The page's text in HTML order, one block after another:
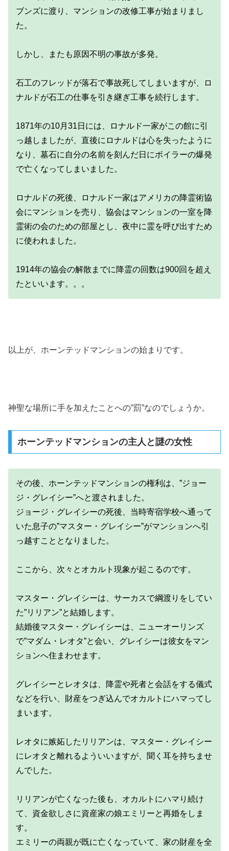
ブンズに渡り、マンションの改修工事が始まりまし
た。
しかし、またも原因不明の事故が多発。
石工のフレッドが落石で事故死してしまいますが、ロ
ナルドが石工の仕事を引き継ぎ工事を続行します。
1871年の10月31日には、ロナルド一家がこの館に引
っ越しましたが、直後にロナルドは心を失ったように
なり、墓石に自分の名前を刻んだ日にボイラーの爆発
で亡くなってしまいました。
ロナルドの死後、ロナルド一家はアメリカの降霊術協
会にマンションを売り、協会はマンションの一室を降
霊術の会のための部屋とし、夜中に霊を呼び出すため
に使われました。
1914年の協会の解散までに降霊の回数は900回を超え
たといいます。。。
以上が、ホーンテッドマンションの始まりです。
神聖な場所に手を加えたことへの”罰”なのでしょうか。
ホーンテッドマンションの主人と謎の女性
その後、ホーンテッドマンションの権利は、”ジョー
ジ・グレイシー”へと渡されました。
ジョージ・グレイシーの死後、当時寄宿学校へ通って
いた息子の”マスター・グレイシー”がマンションへ引
っ越すこととなりました。
ここから、次々とオカルト現象が起こるのです。
マスター・グレイシーは、サーカスで綱渡りをしてい
た”リリアン”と結婚します。
結婚後マスター・グレイシーは、ニューオーリンズ
で”マダム・レオタ”と会い、グレイシーは彼女をマン
ションへ住まわせます。
グレイシーとレオタは、降霊や死者と会話をする儀式
などを行い、財産をつぎ込んでオカルトにハマってし
まいます。
レオタに嫉妬したリリアンは、マスター・グレイシー
にレオタと離れるよういいますが、聞く耳を持ちませ
んでした。
リリアンが亡くなった後も、オカルトにハマり続け
て、資金欲しさに資産家の娘エミリーと再婚をしま
す。
エミリーの両親が既に亡くなっていて、家の財産を全